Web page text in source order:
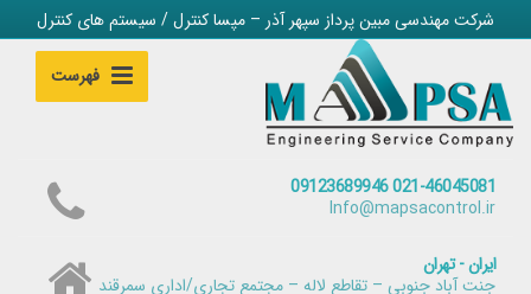
شرکت مهندسی مبین پرداز سپهر آذر – مپسا کنترل / سیستم های کنترل
فهرست
021-46045081 09123689946
Info@mapsacontrol.ir
ایران - تهران
جنت آباد جنوبی – تقاطع لاله – مجتمع تجاری/اداری سمرقند